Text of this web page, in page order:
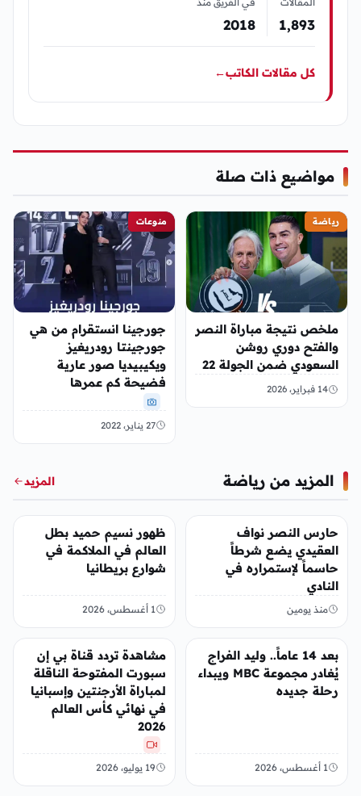
1٬893 2018
كل مقالات الكاتب←
مواضيع ذات صلة
رياضة
ملخص نتيجة مباراة النصر
والفتح دوري روشن
السعودي ضمن الجولة 22
14 فبراير، 2026
منوعات
جورجينا انستقرام من هي
جورجينتا رودريغيز
ويكيبيديا صور عارية
فضيحة كم عمرها
27 يناير، 2022
المزيد من رياضة المزيد
حارس النصر نواف
العقيدي يضع شرطاً
حاسماً لإستمراره في
النادي
منذ يومين
ظهور نسيم حميد بطل
العالم في الملاكمة في
شوارع بريطانيا
1 أغسطس، 2026
بعد 14 عاماً.. وليد الفراج
يُغادر مجموعة MBC ويبداء
رحلة جديده
1 أغسطس، 2026
مشاهدة تردد قناة بي إن
سبورت المفتوحة الناقلة
لمباراة الأرجنتين وإسبانيا
في نهائي كأس العالم
2026
19 يوليو، 2026